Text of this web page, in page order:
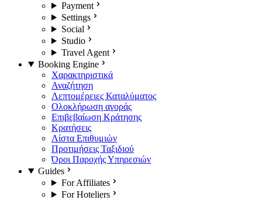
Payment
Settings
Social
Studio
Travel Agent
Booking Engine
Χαρακτηριστικά
Αναζήτηση
Λεπτομέρειες Καταλύματος
Ολοκλήρωση αγοράς
Επιβεβαίωση Κράτησης
Κρατήσεις
Λίστα Επιθυμιών
Προτιμήσεις Ταξιδιού
Όροι Παροχής Υπηρεσιών
Guides
For Affiliates
For Hoteliers